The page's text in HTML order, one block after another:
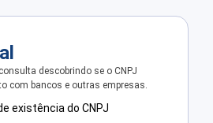
descobrindo se o CNPJ
com bancos e outras empresas.
existência do CNPJ